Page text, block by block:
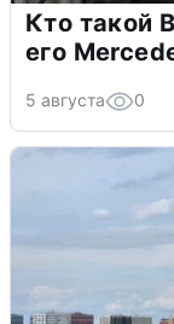
Кто такой
его
5 августа 0